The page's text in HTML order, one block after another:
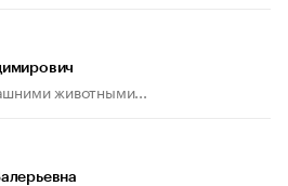
животными...